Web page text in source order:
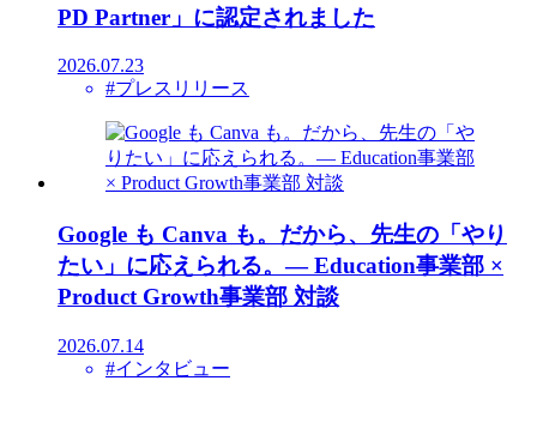
PD Partner」に認定されました
2026.07.23
#プレスリリース
Google も Canva も。だから、先生の「やり
たい」に応えられる。― Education事業部 ×
Product Growth事業部 対談
2026.07.14
#インタビュー